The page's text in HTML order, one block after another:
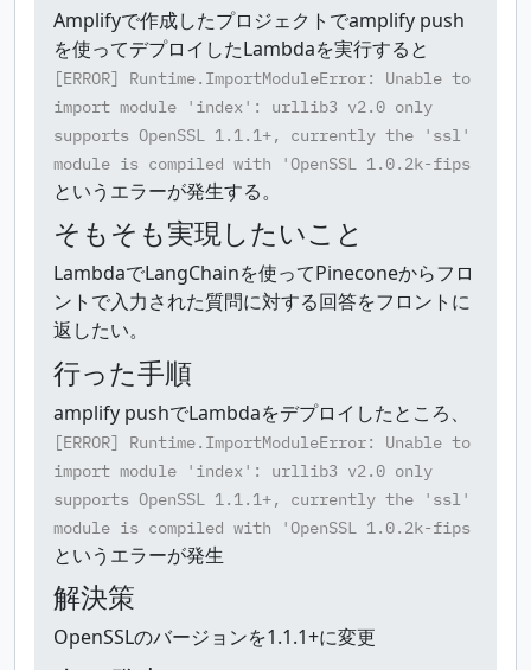
Amplifyで作成したプロジェクトでamplify push
を使ってデプロイしたLambdaを実行すると
[ERROR] Runtime.ImportModuleError: Unable to
import module 'index': urllib3 v2.0 only
supports OpenSSL 1.1.1+, currently the 'ssl'
module is compiled with 'OpenSSL 1.0.2k-fips
というエラーが発生する。
そもそも実現したいこと
LambdaでLangChainを使ってPineconeからフロ
ントで入力された質問に対する回答をフロントに
返したい。
行った手順
amplify pushでLambdaをデプロイしたところ、
[ERROR] Runtime.ImportModuleError: Unable to
import module 'index': urllib3 v2.0 only
supports OpenSSL 1.1.1+, currently the 'ssl'
module is compiled with 'OpenSSL 1.0.2k-fips
というエラーが発生
解決策
OpenSSLのバージョンを1.1.1+に変更